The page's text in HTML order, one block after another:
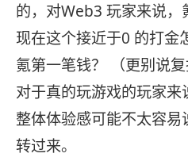
的，对Web3 玩家来说
现在这个接近于0 的打金
氪第一笔钱？ （更别说复
对于真的玩游戏的玩家
整体体验感可能不太容
转过来。